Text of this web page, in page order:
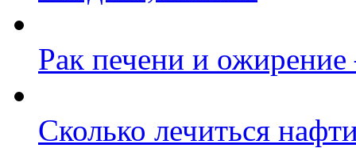
Рак печени и
Сколько лечиться